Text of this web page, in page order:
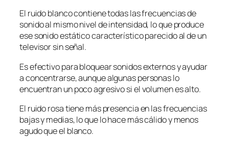
El ruido blanco contiene todas las frecuencias de
sonido al mismo nivel de intensidad, lo que produce
ese sonido estático característico parecido al de un
televisor sin señal.
Es efectivo para bloquear sonidos externos y ayudar
a concentrarse, aunque algunas personas lo
encuentran un poco agresivo si el volumen es alto.
El ruido rosa tiene más presencia en las frecuencias
bajas y medias, lo que lo hace más cálido y menos
agudo que el blanco.